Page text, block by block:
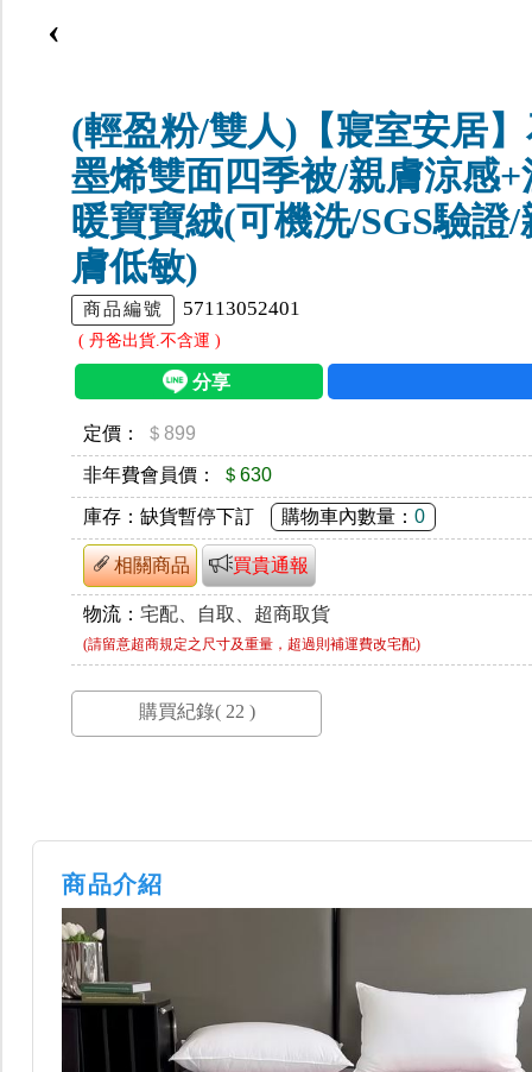
‹
(輕盈粉/雙人)【寢室安居
墨烯雙面四季被/親膚涼感+
暖寶寶絨(可機洗/SGS驗證/
膚低敏)
商品編號 57113052401
( 丹爸出貨.不含運 )
定價： ＄899
非年費會員價： ＄630
庫存：缺貨暫停下訂 購物車內數量：0
相關商品 買貴通報
物流：宅配、自取、超商取貨
(請留意超商規定之尺寸及重量，超過則補運費改宅配)
商品介紹